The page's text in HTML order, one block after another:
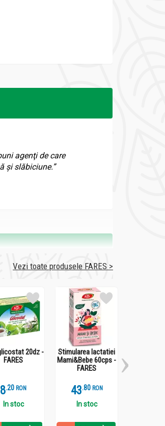
agenţi de care
şi slăbiciune.”
Vezi toate produsele FARES >
20dz -
FARES
8.2 RON
In stoc
Stimularea lactatiei
Mami&Bebe 60cps -
FARES
43.8 RON
In stoc